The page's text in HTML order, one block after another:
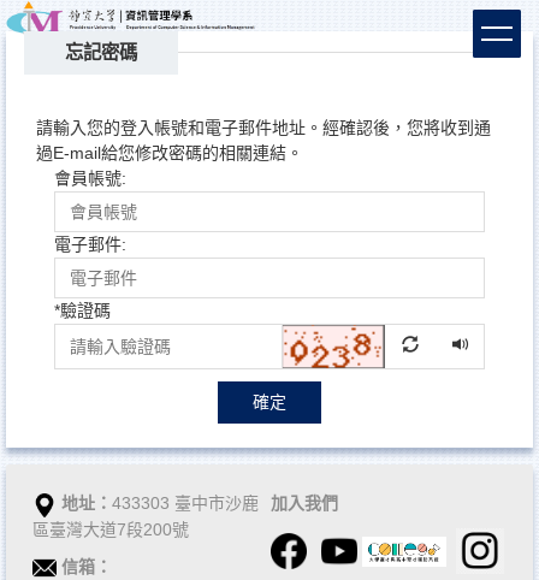
跳
忘記密碼
請輸入您的登入帳號和電子郵件地址。經確認後，您將收到通
過E-mail給您修改密碼的相關連結。
會員帳號:
電子郵件:
*驗證碼
確定
地址： 433303 臺中市沙鹿
區臺灣大道7段200號
信箱：
加入我們